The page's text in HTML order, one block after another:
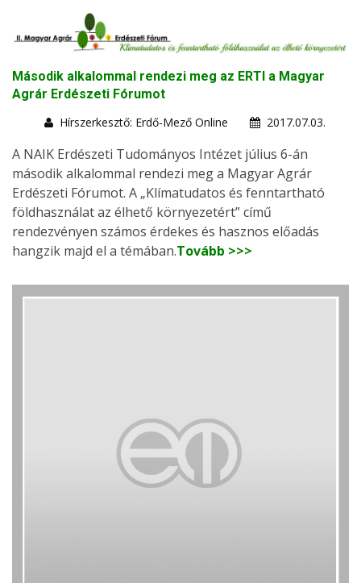
Második alkalommal rendezi meg az ERTI a Magyar
Agrár Erdészeti Fórumot
Hírszerkesztő: Erdő-Mező Online
2017.07.03.
A NAIK Erdészeti Tudományos Intézet július 6-án
második alkalommal rendezi meg a Magyar Agrár
Erdészeti Fórumot. A „Klímatudatos és fenntartható
földhasználat az élhető környezetért” című
rendezvényen számos érdekes és hasznos előadás
hangzik majd el a témában.Tovább >>>